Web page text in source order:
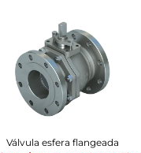
Válvula esfera flangeada